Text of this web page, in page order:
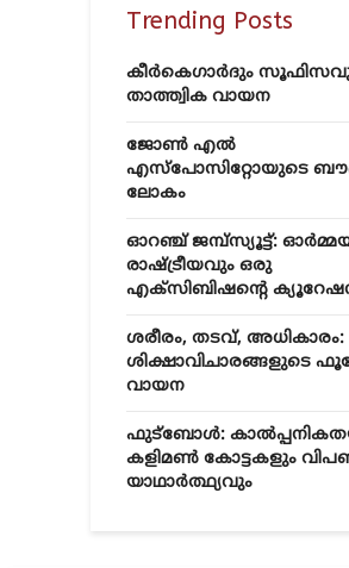
Trending Posts
കീർകെഗാർദും
താത്ത്വിക വായന
ജോൺ എൽ
എസ്‌പോസിറ്റോയുടെ
ലോകം
ഓറഞ്ച് ജമ്പ്സ്യൂട്ട്:
രാഷ്ട്രീയവും ഒരു
എക്സിബിഷന്റെ
ശരീരം, തടവ്, അധികാരം:
ശിക്ഷാവിചാരങ്ങളുടെ
വായന
ഫുട്ബോൾ:
കളിമൺ കോട്ടകളും
യാഥാർത്ഥ്യവും